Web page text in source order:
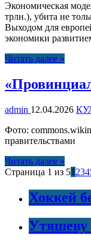
Экономическая
трлн.), убита не
Выходом для
экономики
Читать далее »
admin 12.04.2026
Фото:
правительствами
Читать далее »
Страница 1 из 51 234
Хоккей
Утяшеву